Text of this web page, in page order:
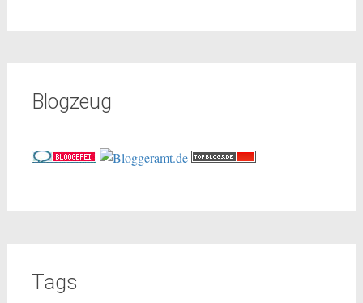
Blogzeug
Tags